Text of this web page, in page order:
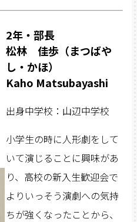
2年・部長
松林 佳歩（まつばや
し・かほ）
Kaho Matsubayashi
出身中学校：山辺中学校
小学生の時に人形劇をして
いて演じることに興味があ
り、高校の新入生歓迎会で
よりいっそう演劇への気持
ちが強くなったことから、